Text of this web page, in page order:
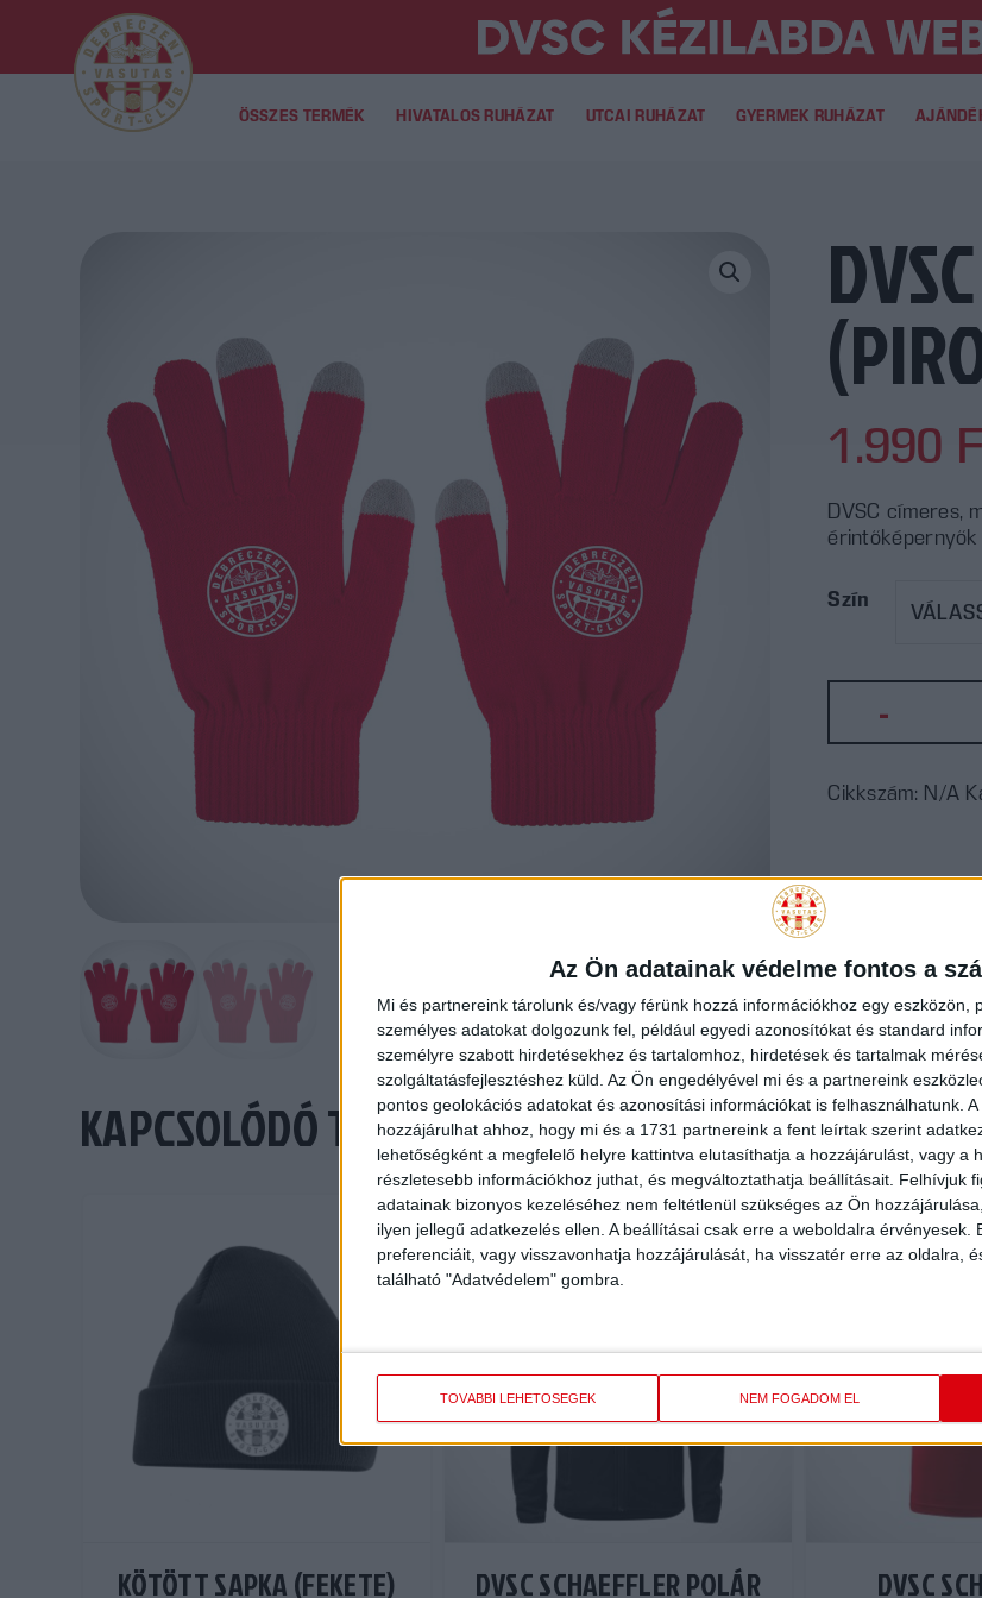
Az Ön adatainak védelme fontos a
Mi és partnereink tárolunk és/vagy férünk hozzá információkhoz egy eszközön,
személyes adatokat dolgozunk fel, például egyedi azonosítókat és standard
személyre szabott hirdetésekhez és tartalomhoz, hirdetések és tartalmak
szolgáltatásfejlesztéshez küld. Az Ön engedélyével mi és a partnereink
pontos geolokációs adatokat és azonosítási információkat is felhasználhatunk.
hozzájárulhat ahhoz, hogy mi és a 1731 partnereink a fent leírtak szerint
lehetőségként a megfelelő helyre kattintva elutasíthatja a hozzájárulást, vagy a
részletesebb információkhoz juthat, és megváltoztathatja beállításait. Felhívjuk
adatainak bizonyos kezeléséhez nem feltétlenül szükséges az Ön
ilyen jellegű adatkezelés ellen. A beállításai csak erre a weboldalra érvényesek.
preferenciáit, vagy visszavonhatja hozzájárulását, ha visszatér erre az oldalra,
található "Adatvédelem" gombra.
TOVÁBBI LEHETŐSÉGEK NEM FOGADOM EL
ÖSSZES TERMÉK HIVATALOS RUHÁZAT UTCAI RUHÁZAT GYERMEK RUHÁZAT
1.990
DVSC címeres,
érintőképernyők
Szín
-
Cikkszám: N/A
KAPCSOLÓDÓ TERMÉKEK
KÖTÖTT SAPKA (FEKETE)
Akció!
DVSC SCHAEFFLER POLÁR DVSC